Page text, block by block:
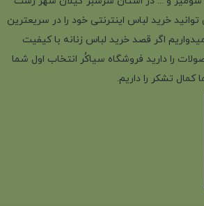
خرید لباس اینترنتی خود را در سریعترین
اگر قصد خرید لباس زنانه با کیفیت
را دارید فروشگاه سیاکُر انتخاب اول شما
کمال تشکر را داریم.